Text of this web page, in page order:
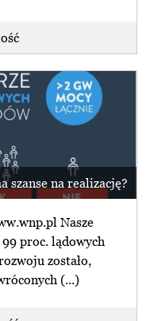
na realizację?
Nasze
99 proc. lądowych
zostało,
(...)